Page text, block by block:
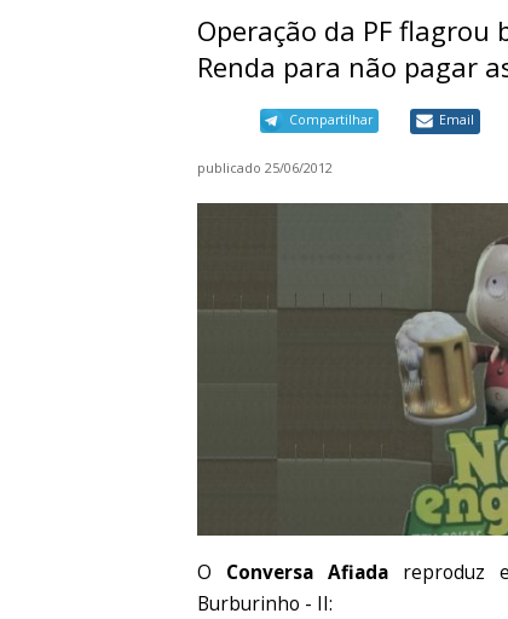
Operação da PF
Renda para não pagar
Compartilhar Email
publicado 25/06/2012
O Conversa Afiada reproduz
Burburinho - II: